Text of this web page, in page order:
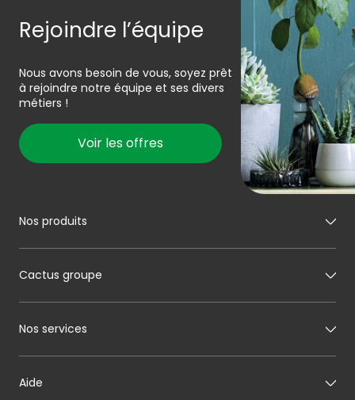
Rejoindre l’équipe
Nous avons besoin de vous, soyez prêt
à rejoindre notre équipe et ses divers
métiers !
Voir les offres
Nos produits
Mon boucher
Mon boulanger
Mon maraîcher
Cactus groupe
A propos de Cactus
Nos engagements
Nos services
Carte cadeau
Aide